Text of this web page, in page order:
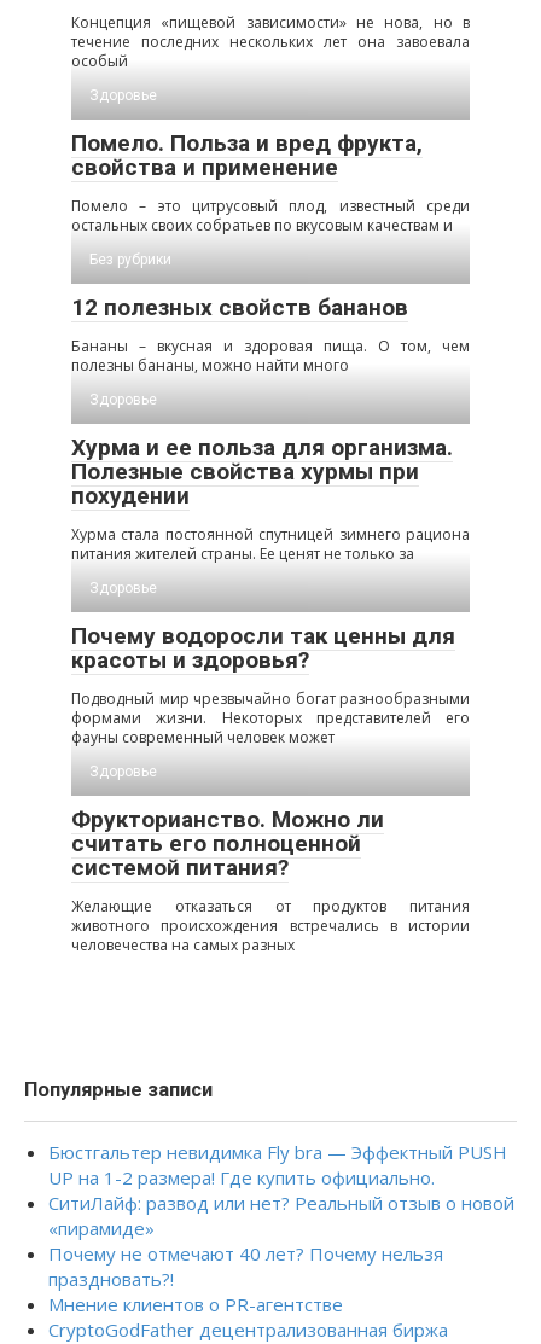
Концепция «пищевой зависимости» не нова, но в
течение последних нескольких лет она завоевала
особый
Здоровье
Помело. Польза и вред фрукта,
свойства и применение
Помело – это цитрусовый плод, известный среди
остальных своих собратьев по вкусовым качествам и
Без рубрики
12 полезных свойств бананов
Бананы – вкусная и здоровая пища. О том, чем
полезны бананы, можно найти много
Здоровье
Хурма и ее польза для организма.
Полезные свойства хурмы при
похудении
Хурма стала постоянной спутницей зимнего рациона
питания жителей страны. Ее ценят не только за
Здоровье
Почему водоросли так ценны для
красоты и здоровья?
Подводный мир чрезвычайно богат разнообразными
формами жизни. Некоторых представителей его
фауны современный человек может
Здоровье
Фрукторианство. Можно ли
считать его полноценной
системой питания?
Желающие отказаться от продуктов питания
животного происхождения встречались в истории
человечества на самых разных
Популярные записи
Бюстгальтер невидимка Fly bra — Эффектный PUSH
UP на 1-2 размера! Где купить официально.
СитиЛайф: развод или нет? Реальный отзыв о новой
«пирамиде»
Почему не отмечают 40 лет? Почему нельзя
праздновать?!
Мнение клиентов о PR-агентстве
CryptoGodFather децентрализованная биржа